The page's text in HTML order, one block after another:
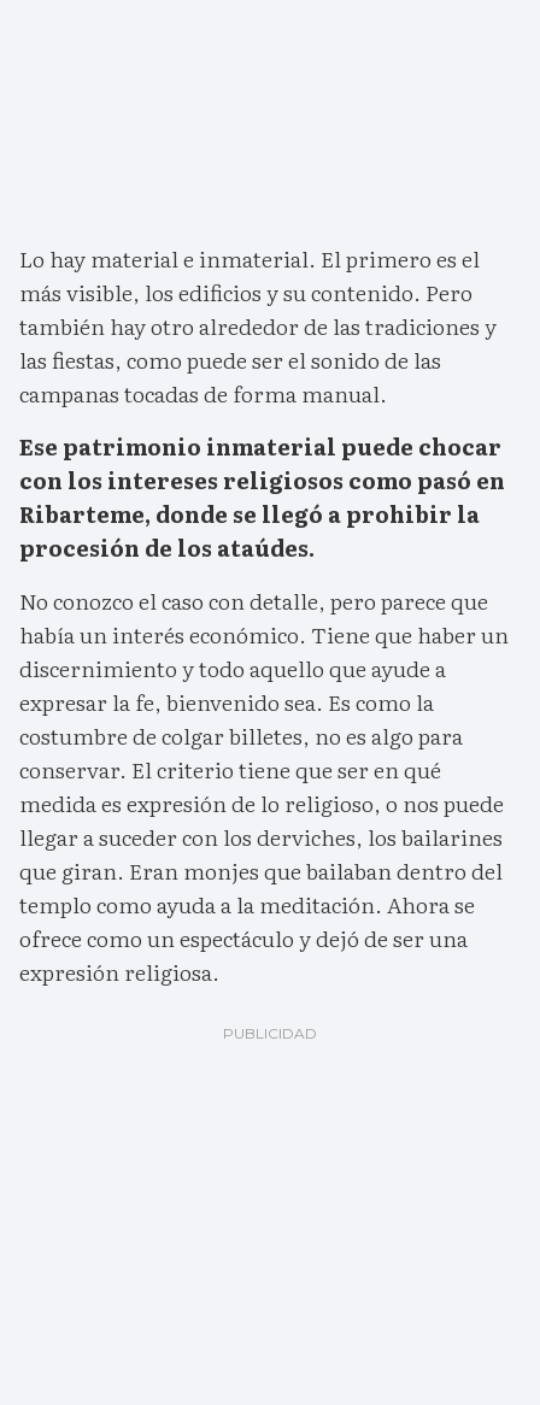
Lo hay material e inmaterial. El primero es el
más visible, los edificios y su contenido. Pero
también hay otro alrededor de las tradiciones y
las fiestas, como puede ser el sonido de las
campanas tocadas de forma manual.
Ese patrimonio inmaterial puede chocar
con los intereses religiosos como pasó en
Ribarteme, donde se llegó a prohibir la
procesión de los ataúdes.
No conozco el caso con detalle, pero parece que
había un interés económico. Tiene que haber un
discernimiento y todo aquello que ayude a
expresar la fe, bienvenido sea. Es como la
costumbre de colgar billetes, no es algo para
conservar. El criterio tiene que ser en qué
medida es expresión de lo religioso, o nos puede
llegar a suceder con los derviches, los bailarines
que giran. Eran monjes que bailaban dentro del
templo como ayuda a la meditación. Ahora se
ofrece como un espectáculo y dejó de ser una
expresión religiosa.